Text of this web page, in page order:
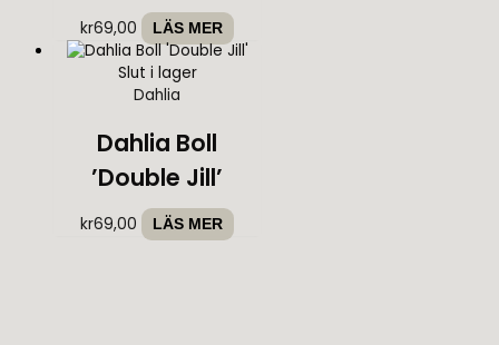
kr69,00 LÄS MER
Slut i lager
Dahlia
Dahlia Boll
’Double Jill’
kr69,00 LÄS MER